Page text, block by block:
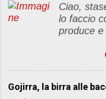
avete il
problem.
seguenti
blog con
http://
Ciao,
lo faccio
produce
qualità a
qualità
Gojirra, la birra alle